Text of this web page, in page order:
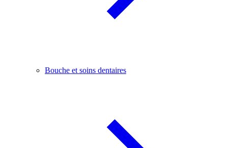
Bouche et soins dentaires